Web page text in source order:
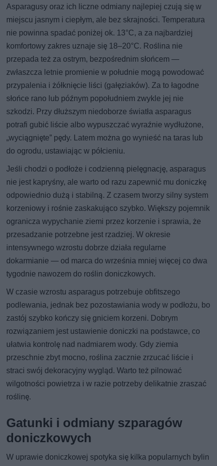
Asparagusy oraz ich liczne odmiany najlepiej czują się w
miejscu jasnym i ciepłym, ale bez skrajności. Temperatura
nie powinna spadać poniżej ok. 13°C, a za najbardziej
komfortowy zakres uznaje się 18–20°C. Roślina nie
przepada też za ostrym, bezpośrednim słońcem —
zwłaszcza letnie promienie w południe mogą powodować
przypalenia i żółknięcie liści (gałęziaków). Za to łagodne
słońce rano lub późnym popołudniem zwykle jej nie
szkodzi. Przy dłuższym niedoborze światła asparagus
potrafi gubić liście albo wypuszczać wyraźnie wydłużone,
„wyciągnięte” pędy. Latem można go wynieść na taras lub
do ogrodu, ustawiając w półcieniu.
Jeśli chodzi o podłoże i codzienną pielęgnację, asparagus
nie jest kapryśny, ale warto od razu zapewnić mu doniczkę
odpowiednio dużą i stabilną. Z czasem tworzy silny system
korzeniowy i rośnie zaskakująco szybko. Większy pojemnik
ogranicza wypychanie ziemi przez korzenie i sprawia, że
przesadzanie potrzebne jest rzadziej. W okresie
intensywnego wzrostu dobrze działa regularne
dokarmianie — od marca do września mniej więcej co dwa
tygodnie nawozem do roślin doniczkowych.
W czasie wzrostu asparagus potrzebuje obfitszego
podlewania, jednak bez pozostawiania wody w podłożu, bo
zastój szybko kończy się gniciem korzeni. Dobrym
rozwiązaniem jest ustawienie doniczki na podstawce, co
ułatwia kontrolę nad nadmiarem wody. Gdy ziemia
przeschnie zbyt mocno, roślina zacznie zrzucać liście i
straci swój dekoracyjny wygląd. Warto też pilnować
wilgotności powietrza i w razie potrzeby delikatnie zraszać
roślinę.
Gatunki i odmiany szparagów
doniczkowych
W uprawie doniczkowej spotyka się kilka popularnych bylin